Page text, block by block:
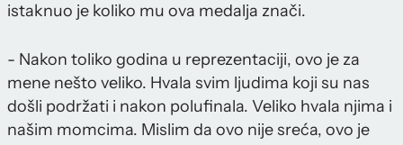
istaknuo je koliko mu ova medalja znači.
- Nakon toliko godina u reprezentaciji, ovo je za
mene nešto veliko. Hvala svim ljudima koji su nas
došli podržati i nakon polufinala. Veliko hvala njima i
našim momcima. Mislim da ovo nije sreća, ovo je